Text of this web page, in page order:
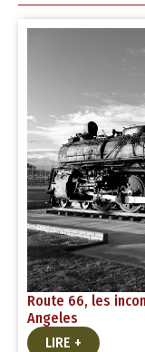
Route 66, les
Angeles
LIRE +